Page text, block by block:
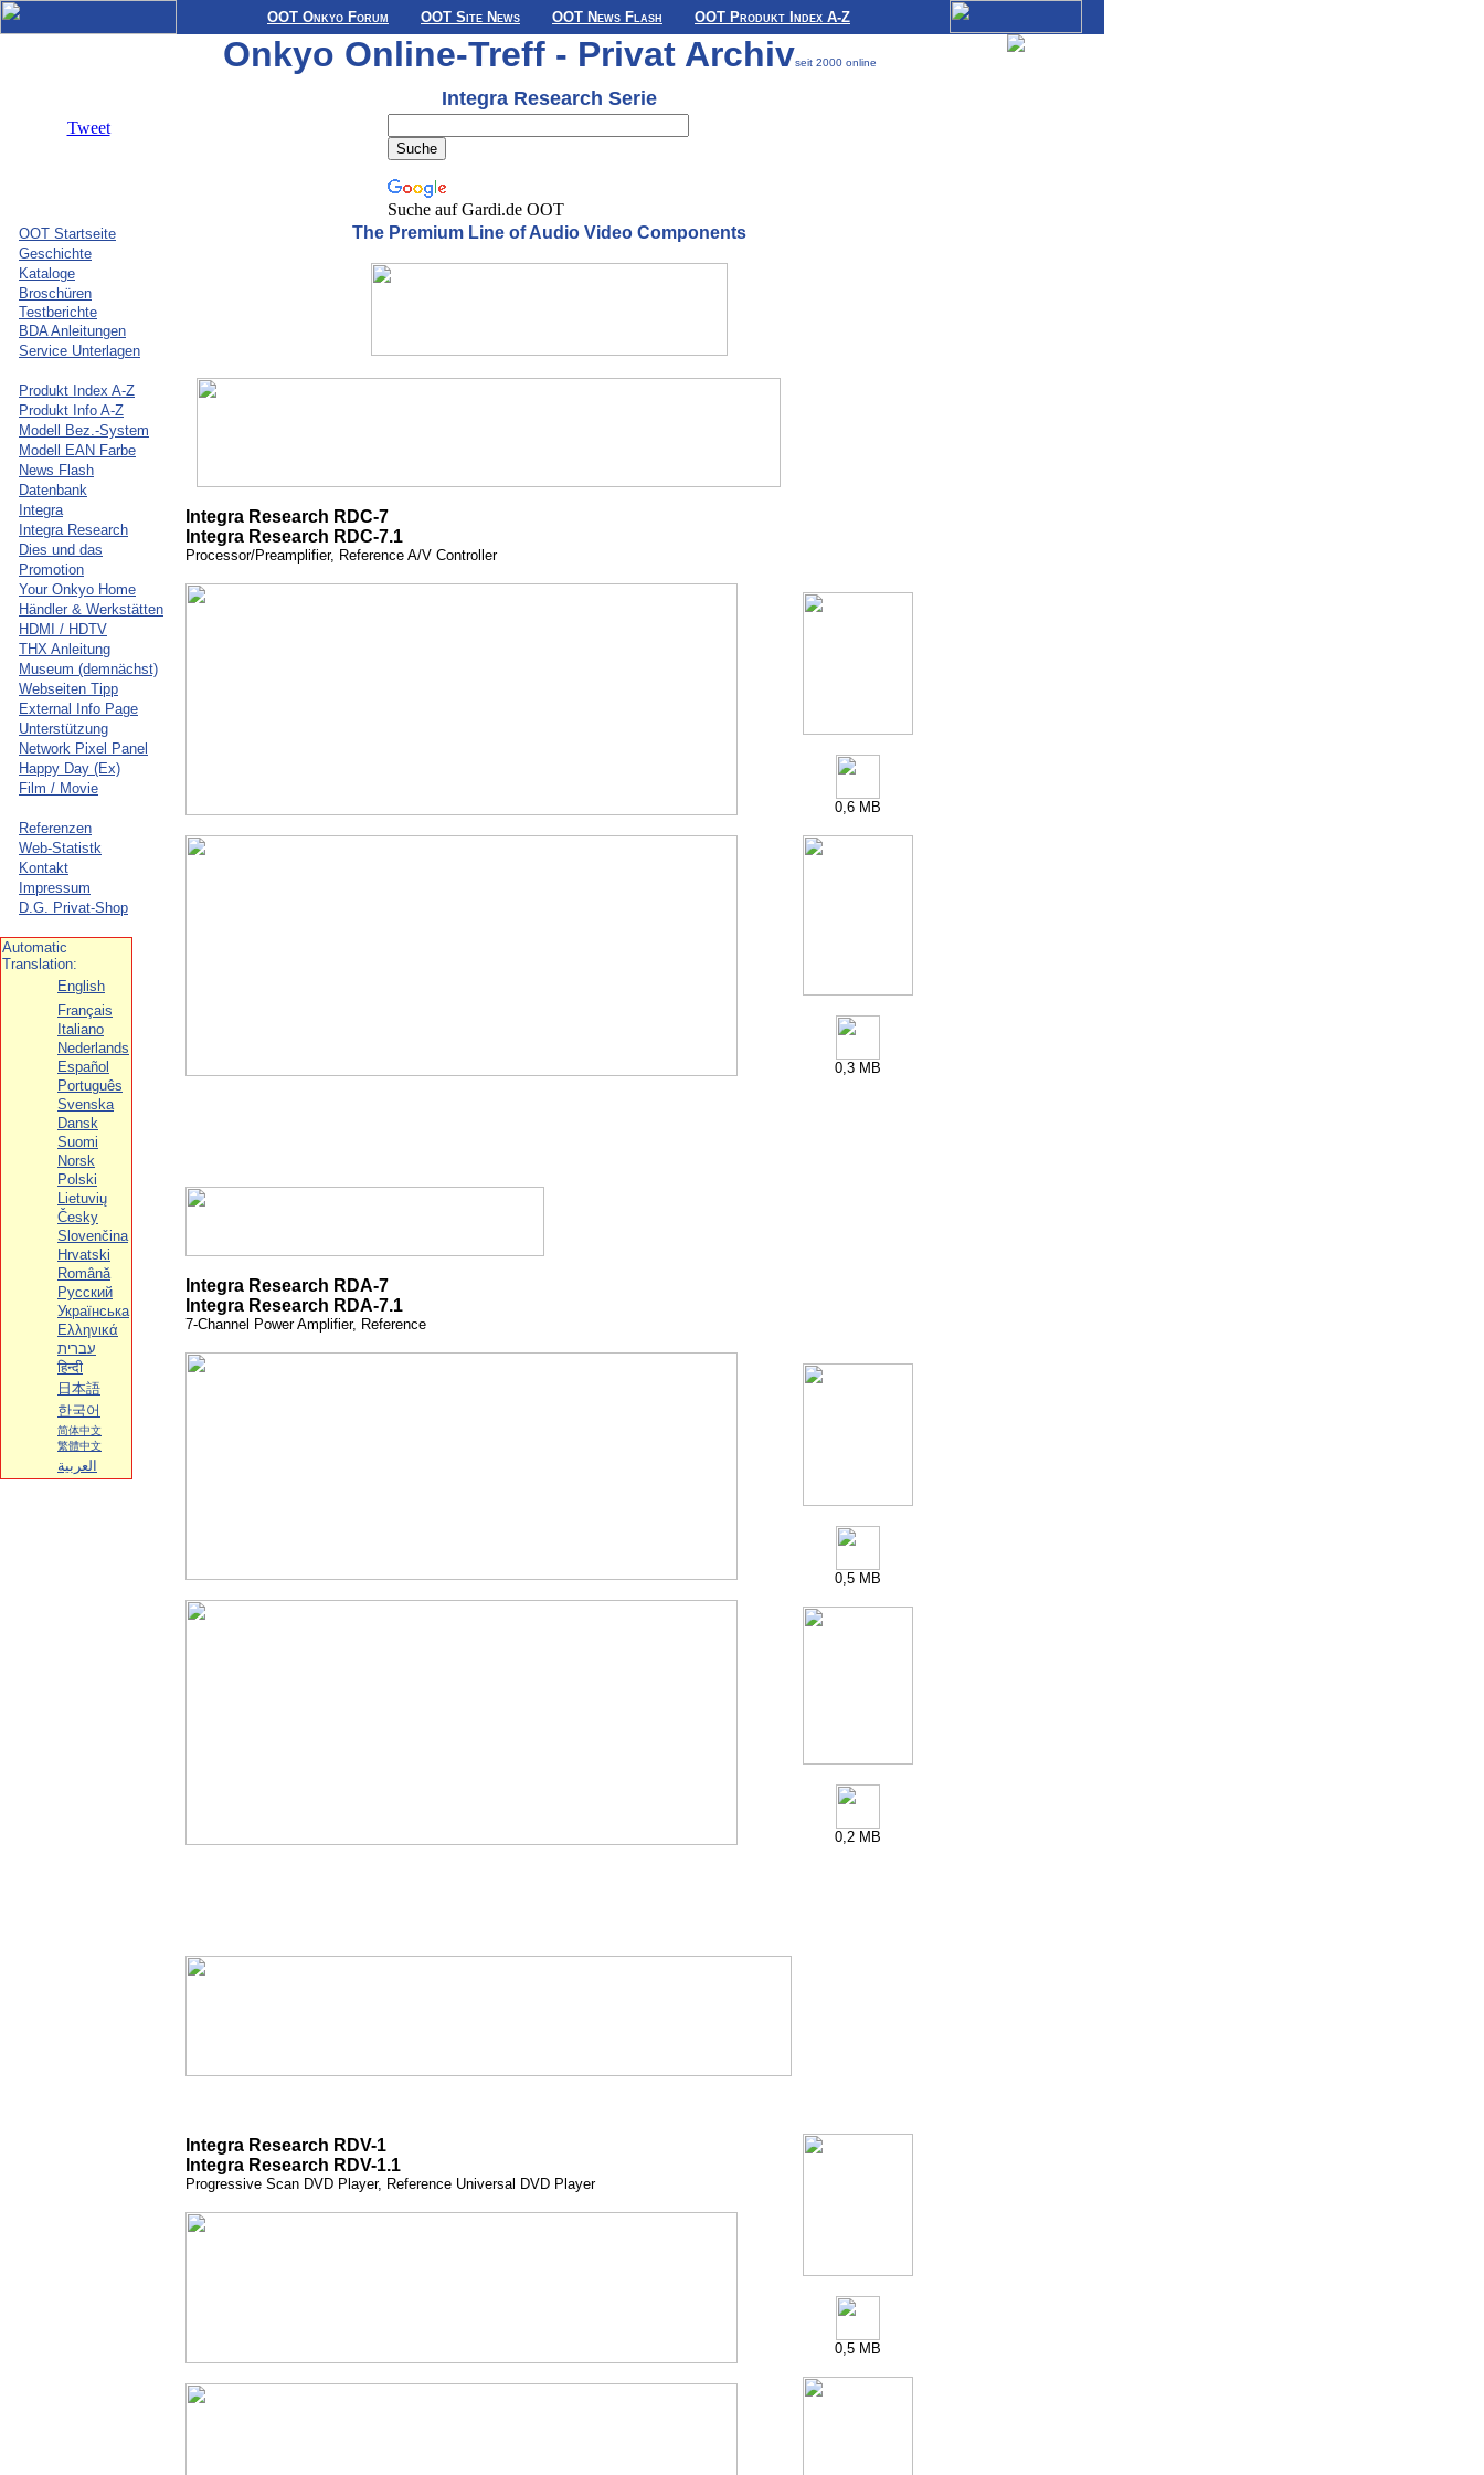
OOT Onkyo Forum OOT Site News OOT News Flash OOT Produkt Index A-Z
Tweet
Onkyo Online-Treff - Privat Archivseit 2000 online
Integra Research Serie
Suche auf Gardi.de OOT
OOT Startseite
Geschichte
Kataloge
Broschüren
Testberichte
BDA Anleitungen
Service Unterlagen
Produkt Index A-Z
Produkt Info A-Z
Modell Bez.-System
Modell EAN Farbe
News Flash
Datenbank
Integra
Integra Research
Dies und das
Promotion
Your Onkyo Home
Händler & Werkstätten
HDMI / HDTV
THX Anleitung
Museum (demnächst)
Webseiten Tipp
External Info Page
Unterstützung
Network Pixel Panel
Happy Day (Ex)
Film / Movie
Referenzen
Web-Statistk
Kontakt
Impressum
D.G. Privat-Shop
Automatic
Translation:
English
Français
Italiano
Nederlands
Español
Português
Svenska
Dansk
Suomi
Norsk
Polski
Lietuvių
Česky
Slovenčina
Hrvatski
Română
Русский
Українська
Ελληνικά
עברית
हिन्दी
日本語
한국어
简体中文
繁體中文
العربية
The Premium Line of Audio Video Components
Integra Research RDC-7
Integra Research RDC-7.1
Processor/Preamplifier, Reference A/V Controller
0,6 MB
0,3 MB
Integra Research RDA-7
Integra Research RDA-7.1
7-Channel Power Amplifier, Reference
0,5 MB
0,2 MB
Integra Research RDV-1
Integra Research RDV-1.1
Progressive Scan DVD Player, Reference Universal DVD Player
0,5 MB